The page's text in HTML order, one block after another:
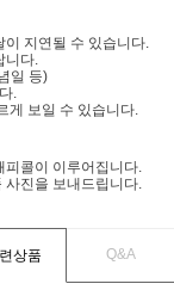
지연될 수 있습니다.
다.
일 등)
.
게 보일 수 있습니다.
콜이 이루어집니다.
진을 보내드립니다.
상품 Q&A